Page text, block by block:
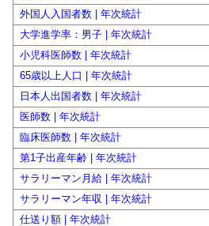
外国人入国者数 | 年次統計
大学進学率：男子 | 年次統計
小児科医師数 | 年次統計
65歳以上人口 | 年次統計
日本人出国者数 | 年次統計
医師数 | 年次統計
臨床医師数 | 年次統計
第1子出産年齢 | 年次統計
サラリーマン月給 | 年次統計
サラリーマン年収 | 年次統計
仕送り額 | 年次統計